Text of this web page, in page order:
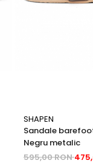
SHAPEN
Sandale
Negru metalic
595,00 RON